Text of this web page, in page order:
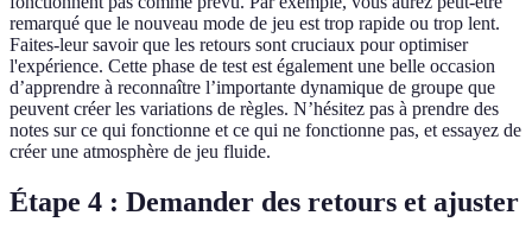
remarqué que le nouveau mode de jeu est trop rapide ou trop lent.
Faites-leur savoir que les retours sont cruciaux pour optimiser
l'expérience. Cette phase de test est également une belle occasion
d’apprendre à reconnaître l’importante dynamique de groupe que
peuvent créer les variations de règles. N’hésitez pas à prendre des
notes sur ce qui fonctionne et ce qui ne fonctionne pas, et essayez de
créer une atmosphère de jeu fluide.
Étape 4 : Demander des retours et ajuster